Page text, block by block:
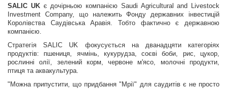
SALIC UK є дочірньою компанією Saudi Agricultural and Livestock
Investment Company, що належить Фонду державних інвестицій
Королівства Саудівська Аравія. Тобто фактично є державною
компанією.
Стратегія SALIC UK фокусується на дванадцяти категоріях
продуктів: пшениця, ячмінь, кукурудза, соєві боби, рис, цукор,
рослинні олії, зелений корм, червоне м'ясо, молочні продукти,
птиця та аквакультура.
"Можна припустити, що придбання "Мрії" для саудитів є не просто